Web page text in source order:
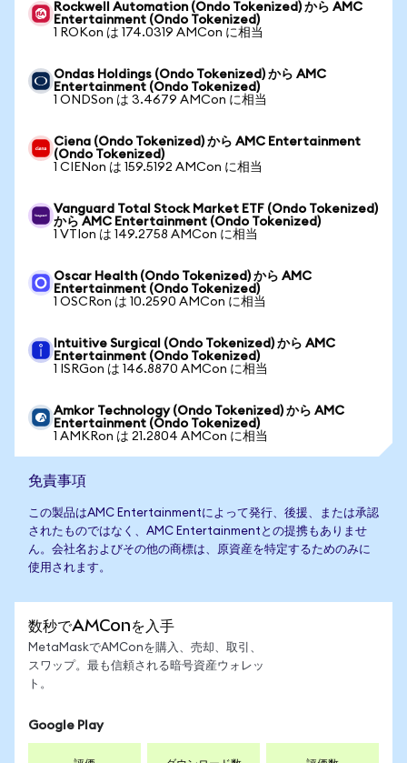
Rockwell Automation (Ondo Tokenized) から AMC
Entertainment (Ondo Tokenized)
1 ROKon は 174.0319 AMCon に相当
Ondas Holdings (Ondo Tokenized) から AMC
Entertainment (Ondo Tokenized)
1 ONDSon は 3.4679 AMCon に相当
Ciena (Ondo Tokenized) から AMC Entertainment
(Ondo Tokenized)
1 CIENon は 159.5192 AMCon に相当
Vanguard Total Stock Market ETF (Ondo Tokenized)
から AMC Entertainment (Ondo Tokenized)
1 VTIon は 149.2758 AMCon に相当
Oscar Health (Ondo Tokenized) から AMC
Entertainment (Ondo Tokenized)
1 OSCRon は 10.2590 AMCon に相当
Intuitive Surgical (Ondo Tokenized) から AMC
Entertainment (Ondo Tokenized)
1 ISRGon は 146.8870 AMCon に相当
Amkor Technology (Ondo Tokenized) から AMC
Entertainment (Ondo Tokenized)
1 AMKRon は 21.2804 AMCon に相当
免責事項
この製品はAMC Entertainmentによって発行、後援、または承認
されたものではなく、AMC Entertainmentとの提携もありませ
ん。会社名およびその他の商標は、原資産を特定するためのみに
使用されます。
数秒でAMConを入手
MetaMaskでAMConを購入、売却、取引、
スワップ。最も信頼される暗号資産ウォレッ
ト。
Google Play